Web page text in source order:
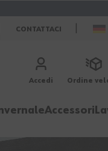
CONTATTACI
Accedi Ordine
Accessori